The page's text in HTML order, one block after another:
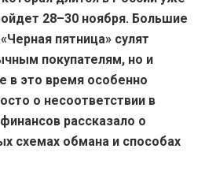
28–30 ноября. Большие
пятница» сулят
покупателям, но и
в это время особенно
о несоответствии в
рассказало о
схемах обмана и способах